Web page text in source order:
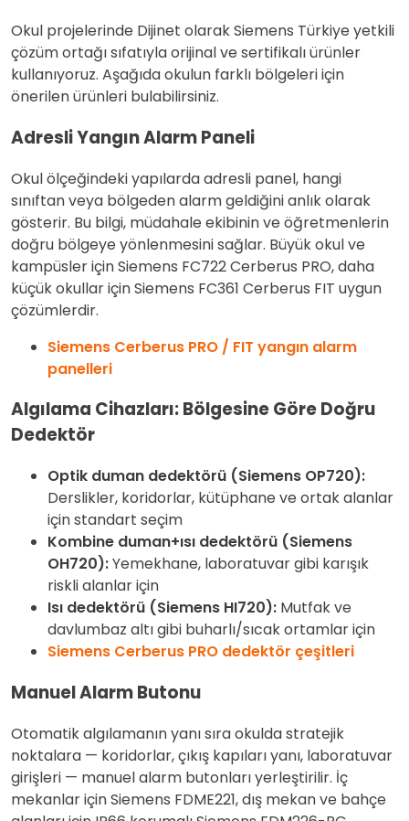
Okul projelerinde Dijinet olarak Siemens Türkiye yetkili
çözüm ortağı sıfatıyla orijinal ve sertifikalı ürünler
kullanıyoruz. Aşağıda okulun farklı bölgeleri için
önerilen ürünleri bulabilirsiniz.
Adresli Yangın Alarm Paneli
Okul ölçeğindeki yapılarda adresli panel, hangi
sınıftan veya bölgeden alarm geldiğini anlık olarak
gösterir. Bu bilgi, müdahale ekibinin ve öğretmenlerin
doğru bölgeye yönlenmesini sağlar. Büyük okul ve
kampüsler için Siemens FC722 Cerberus PRO, daha
küçük okullar için Siemens FC361 Cerberus FIT uygun
çözümlerdir.
Siemens Cerberus PRO / FIT yangın alarm
panelleri
Algılama Cihazları: Bölgesine Göre Doğru
Dedektör
Optik duman dedektörü (Siemens OP720):
Derslikler, koridorlar, kütüphane ve ortak alanlar
için standart seçim
Kombine duman+ısı dedektörü (Siemens
OH720):Yemekhane, laboratuvar gibi karışık
riskli alanlar için
Isı dedektörü (Siemens HI720): Mutfak ve
davlumbaz altı gibi buharlı/sıcak ortamlar için
Siemens Cerberus PRO dedektör çeşitleri
Manuel Alarm Butonu
Otomatik algılamanın yanı sıra okulda stratejik
noktalara — koridorlar, çıkış kapıları yanı, laboratuvar
girişleri — manuel alarm butonları yerleştirilir. İç
mekanlar için Siemens FDME221, dış mekan ve bahçe